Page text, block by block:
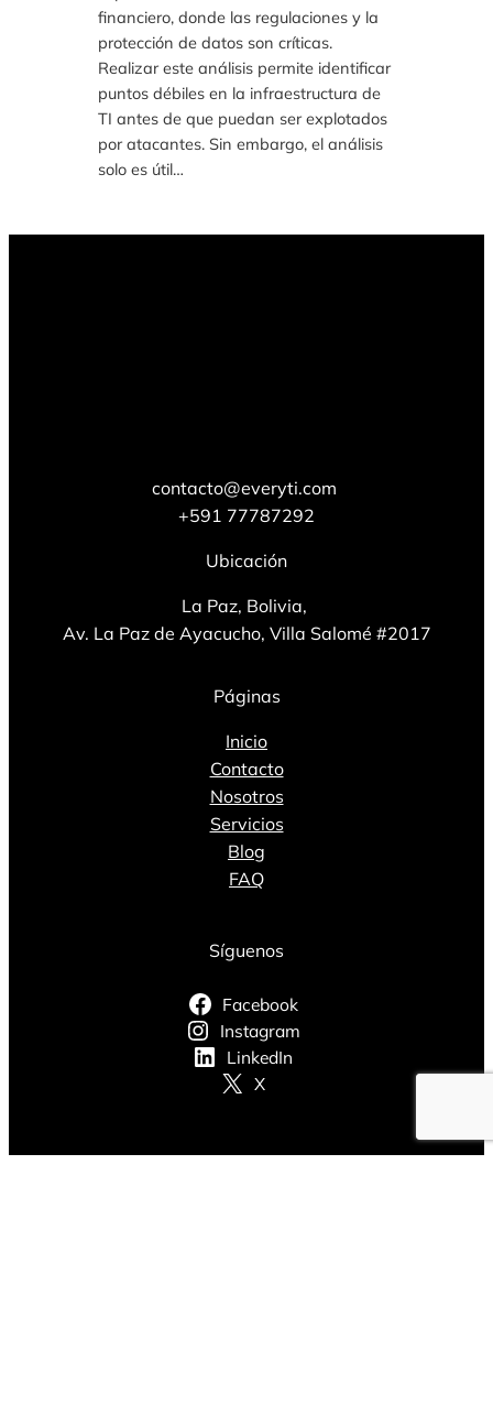
financiero, donde las regulaciones y la
protección de datos son críticas.
Realizar este análisis permite identificar
puntos débiles en la infraestructura de
TI antes de que puedan ser explotados
por atacantes. Sin embargo, el análisis
solo es útil…
contacto@everyti.com
+591 77787292
Ubicación
La Paz, Bolivia,
Av. La Paz de Ayacucho, Villa Salomé #2017
Páginas
Inicio
Contacto
Nosotros
Servicios
Blog
FAQ
Síguenos
Facebook
Instagram
LinkedIn
X